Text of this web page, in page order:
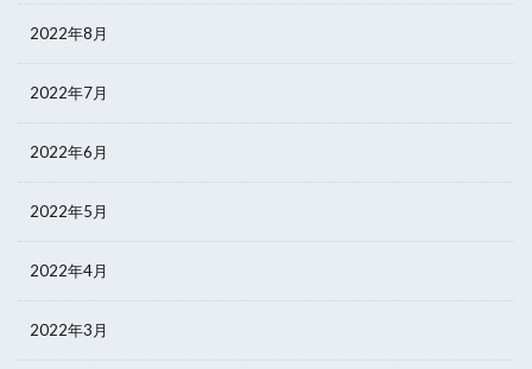
2022年8月
2022年7月
2022年6月
2022年5月
2022年4月
2022年3月